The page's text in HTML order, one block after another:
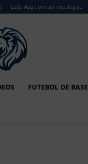
Leão Azul: um ser mitológico
FUTEBOL DE BASE